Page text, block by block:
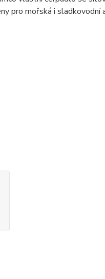
pro mořská i sladkovodní